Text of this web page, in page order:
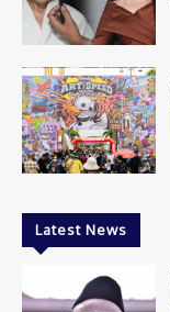
Latest News